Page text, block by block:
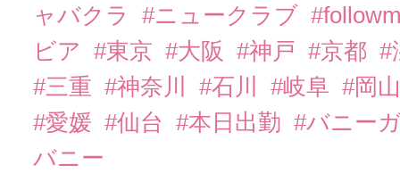
ャバクラ
#ニュークラブ
ビア
#東京 #大阪 #神戸 #京都 #
#三重 #神奈川 #石川 #岐阜 #岡
#愛媛 #仙台 #本日出勤 #バニー
バニー